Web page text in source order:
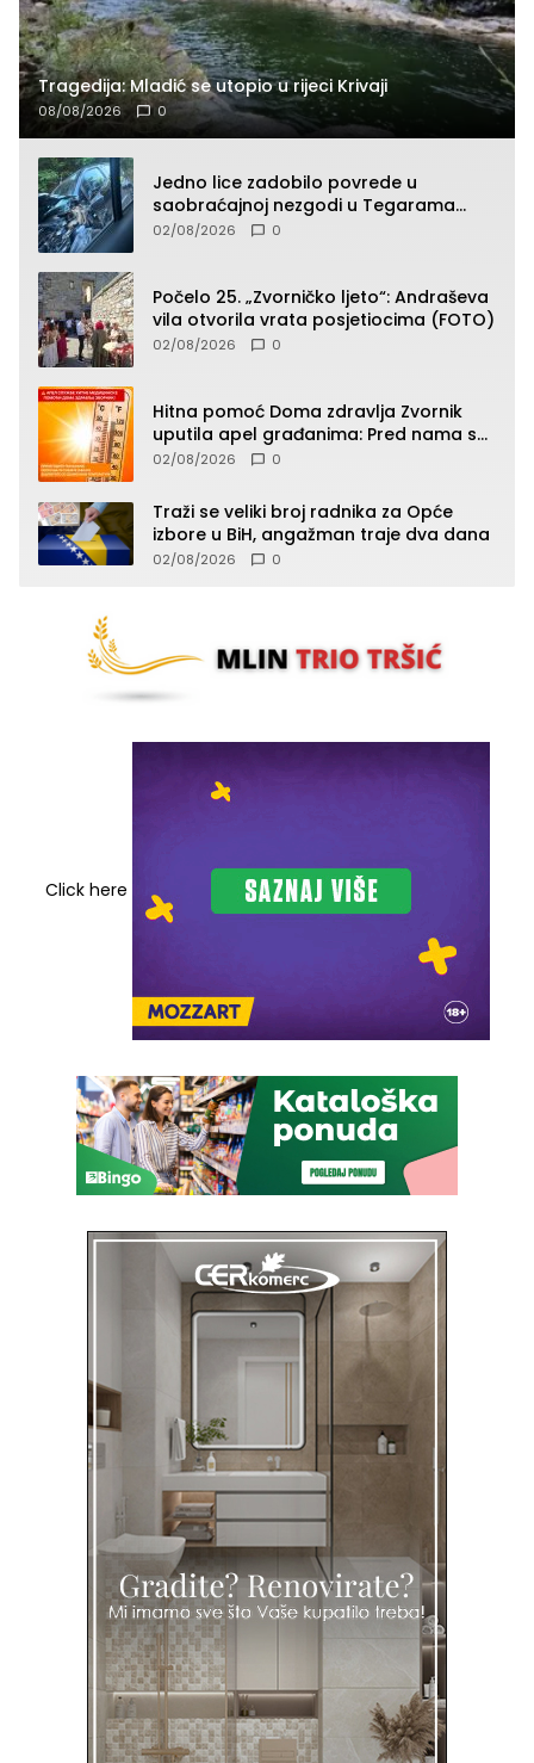
Tragedija: Mladić se utopio u rijeci Krivaji
08/08/2026 0
Jedno lice zadobilo povrede u
saobraćajnoj nezgodi u Tegarama
(FOTO)
02/08/2026 0
Počelo 25. „Zvorničko ljeto“: Andraševa
vila otvorila vrata posjetiocima (FOTO)
02/08/2026 0
Hitna pomoć Doma zdravlja Zvornik
uputila apel građanima: Pred nama su
temperature do 40°C, oprez zbog
02/08/2026 0
Traži se veliki broj radnika za Opće
izbore u BiH, angažman traje dva dana
02/08/2026 0
Click here